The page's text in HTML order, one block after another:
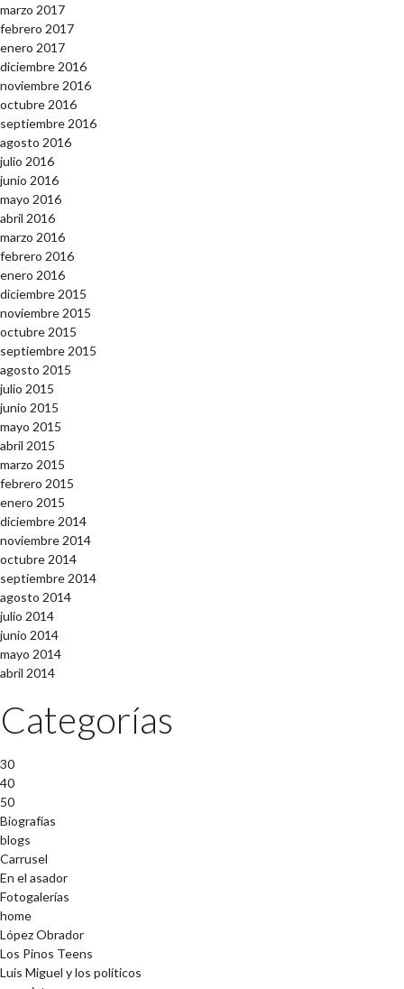
marzo 2017
febrero 2017
enero 2017
diciembre 2016
noviembre 2016
octubre 2016
septiembre 2016
agosto 2016
julio 2016
junio 2016
mayo 2016
abril 2016
marzo 2016
febrero 2016
enero 2016
diciembre 2015
noviembre 2015
octubre 2015
septiembre 2015
agosto 2015
julio 2015
junio 2015
mayo 2015
abril 2015
marzo 2015
febrero 2015
enero 2015
diciembre 2014
noviembre 2014
octubre 2014
septiembre 2014
agosto 2014
julio 2014
junio 2014
mayo 2014
abril 2014
Categorías
30
40
50
Biografías
blogs
Carrusel
En el asador
Fotogalerías
home
López Obrador
Los Pinos Teens
Luis Miguel y los políticos